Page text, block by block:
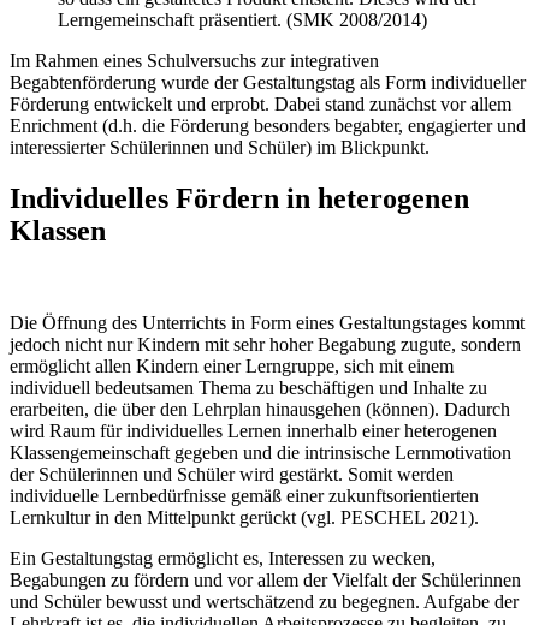
Lerngemeinschaft präsentiert. (SMK 2008/2014)
Im Rahmen eines Schulversuchs zur integrativen
Begabtenförderung wurde der Gestaltungstag als Form individueller
Förderung entwickelt und erprobt. Dabei stand zunächst vor allem
Enrichment (d.h. die Förderung besonders begabter, engagierter und
interessierter Schülerinnen und Schüler) im Blickpunkt.
Individuelles Fördern in heterogenen
Klassen
Die Öffnung des Unterrichts in Form eines Gestaltungstages kommt
jedoch nicht nur Kindern mit sehr hoher Begabung zugute, sondern
ermöglicht allen Kindern einer Lerngruppe, sich mit einem
individuell bedeutsamen Thema zu beschäftigen und Inhalte zu
erarbeiten, die über den Lehrplan hinausgehen (können). Dadurch
wird Raum für individuelles Lernen innerhalb einer heterogenen
Klassengemeinschaft gegeben und die intrinsische Lernmotivation
der Schülerinnen und Schüler wird gestärkt. Somit werden
individuelle Lernbedürfnisse gemäß einer zukunftsorientierten
Lernkultur in den Mittelpunkt gerückt (vgl. PESCHEL 2021).
Ein Gestaltungstag ermöglicht es, Interessen zu wecken,
Begabungen zu fördern und vor allem der Vielfalt der Schülerinnen
und Schüler bewusst und wertschätzend zu begegnen. Aufgabe der